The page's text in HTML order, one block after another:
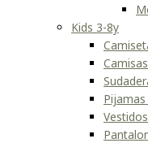
Kids 3-8y
Camisas